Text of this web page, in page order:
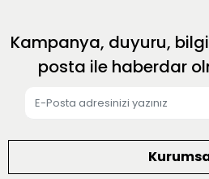
Kampanya, duyuru,
posta ile haberdar